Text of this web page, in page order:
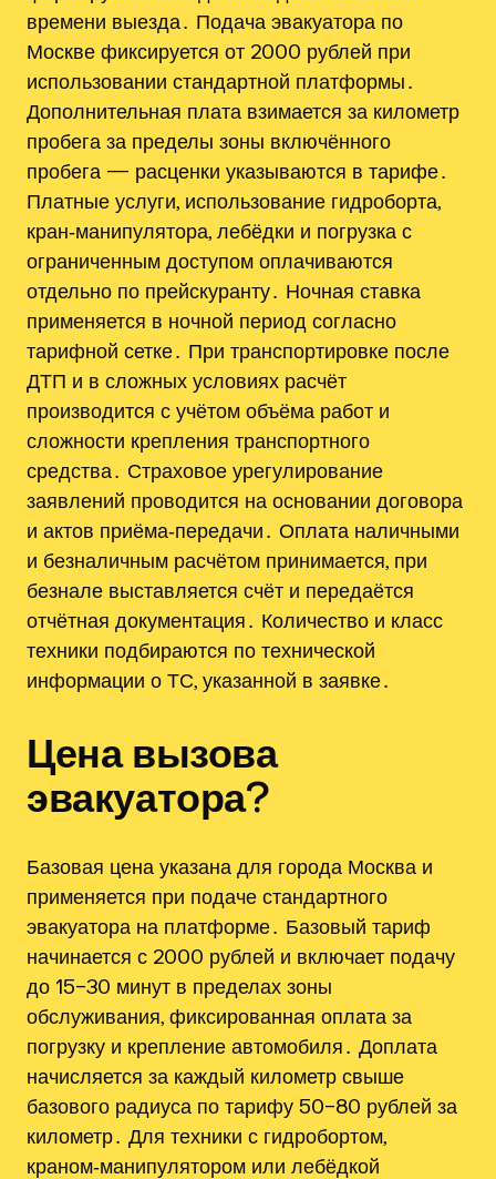
времени выезда․ Подача эвакуатора по
Москве фиксируется от 2000 рублей при
использовании стандартной платформы․
Дополнительная плата взимается за километр
пробега за пределы зоны включённого
пробега — расценки указываются в тарифе․
Платные услуги, использование гидроборта,
кран‑манипулятора, лебёдки и погрузка с
ограниченным доступом оплачиваются
отдельно по прейскуранту․ Ночная ставка
применяется в ночной период согласно
тарифной сетке․ При транспортировке после
ДТП и в сложных условиях расчёт
производится с учётом объёма работ и
сложности крепления транспортного
средства․ Страховое урегулирование
заявлений проводится на основании договора
и актов приёма‑передачи․ Оплата наличными
и безналичным расчётом принимается, при
безнале выставляется счёт и передаётся
отчётная документация․ Количество и класс
техники подбираются по технической
информации о ТС, указанной в заявке․
Цена вызова
эвакуатора?
Базовая цена указана для города Москва и
применяется при подаче стандартного
эвакуатора на платформе․ Базовый тариф
начинается с 2000 рублей и включает подачу
до 15–30 минут в пределах зоны
обслуживания, фиксированная оплата за
погрузку и крепление автомобиля․ Доплата
начисляется за каждый километр свыше
базового радиуса по тарифу 50–80 рублей за
километр․ Для техники с гидробортом,
краном‑манипулятором или лебёдкой